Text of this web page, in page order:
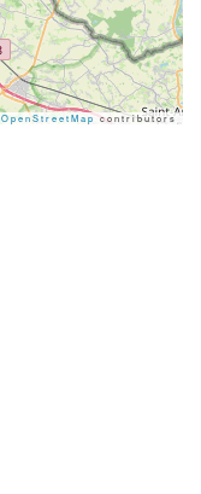
OpenStreetMapcontributors